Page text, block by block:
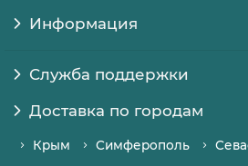
Информация
Служба поддержки
Доставка по городам
Крым Симферополь